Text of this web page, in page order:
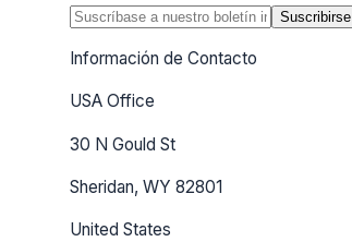
Suscribirse
Información de Contacto
USA Office
30 N Gould St
Sheridan, WY 82801
United States